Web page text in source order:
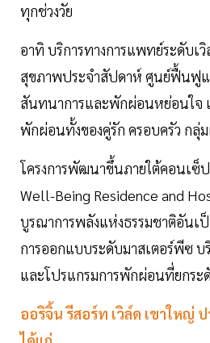
ทุกช่วงวัย
อาทิ บริการทางการแพทย์ระดับเ
สุขภาพประจำสัปดาห์ ศูนย์ฟื้นฟู
สันทนาการและพักผ่อนหย่อนใจ
พักผ่อนทั้งของคู่รัก ครอบครัว กลุ่
โครงการพัฒนาขึ้นภายใต้คอนเซ็
Well-Being Residence and
บูรณาการพลังแห่งธรรมชาติอันเ
การออกแบบระดับมาสเตอร์พีซ บ
และโปรแกรมการพักผ่อนที่ยกระ
ออริจิ้น รีสอร์ท เวิล์ด เขาใหญ่